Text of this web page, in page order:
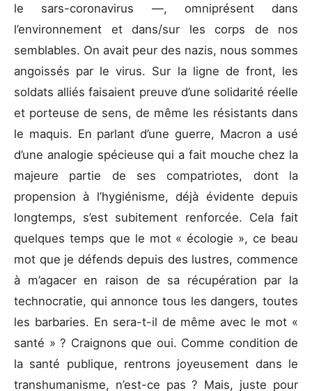
le sars-coronavirus —, omniprésent dans
l’environnement et dans/sur les corps de nos
semblables. On avait peur des nazis, nous sommes
angoissés par le virus. Sur la ligne de front, les
soldats alliés faisaient preuve d’une solidarité réelle
et porteuse de sens, de même les résistants dans
le maquis. En parlant d’une guerre, Macron a usé
d’une analogie spécieuse qui a fait mouche chez la
majeure partie de ses compatriotes, dont la
propension à l’hygiénisme, déjà évidente depuis
longtemps, s’est subitement renforcée. Cela fait
quelques temps que le mot « écologie », ce beau
mot que je défends depuis des lustres, commence
à m’agacer en raison de sa récupération par la
technocratie, qui annonce tous les dangers, toutes
les barbaries. En sera-t-il de même avec le mot «
santé » ? Craignons que oui. Comme condition de
la santé publique, rentrons joyeusement dans le
transhumanisme, n’est-ce pas ? Mais, juste pour